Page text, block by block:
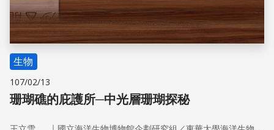
生物
107/02/13
珊瑚礁的庇護所─中光層珊瑚探秘